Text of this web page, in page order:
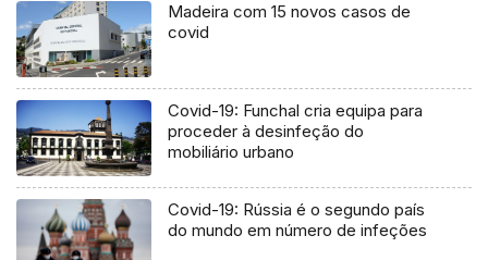
Madeira com 15 novos casos de
covid
Covid-19: Funchal cria equipa para
proceder à desinfeção do
mobiliário urbano
Covid-19: Rússia é o segundo país
do mundo em número de infeções